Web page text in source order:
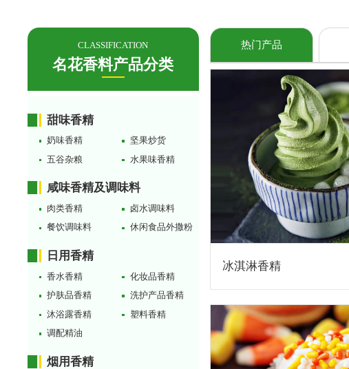
CLASSIFICATION
名花香料产品分类
甜味香精
奶味香精
坚果炒货
五谷杂粮
水果味香精
咸味香精及调味料
肉类香精
卤水调味料
餐饮调味料
休闲食品外撒粉
日用香精
香水香精
化妆品香精
护肤品香精
洗护产品香精
沐浴露香精
塑料香精
调配精油
烟用香精
热门产品
冰淇淋香精